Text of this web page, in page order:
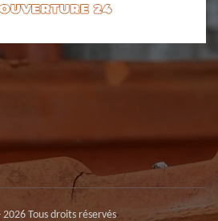
Tous droits réservés